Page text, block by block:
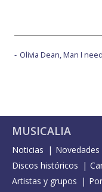
Olivia Dean, Man I need
MUSICALIA
Noticias Novedades
Discos históricos
Artistas y grupos